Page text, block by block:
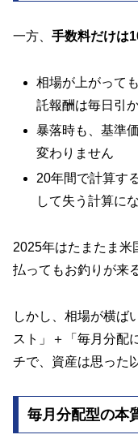
一方、 手数料だけは
相場が上がって
託報酬は毎日引
暴落時も、基準
変わりません
20年間で計算す
して失う計算に
2025年はたまたま米
払ってもお釣りが来
しかし、相場が横ば
スト」＋「毎月分配
チで、資産は思った
毎月分配型の本